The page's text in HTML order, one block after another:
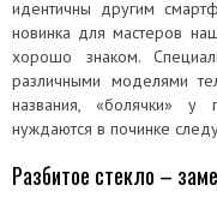
идентичны другим
новинка для мастеров
хорошо знаком.
различными моделями
названия, «болячки» у
нуждаются в починке
Разбитое стекло –